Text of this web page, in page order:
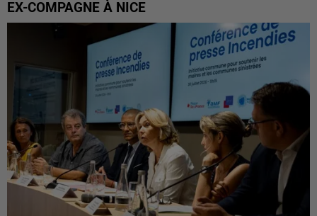
EX-COMPAGNE À NICE